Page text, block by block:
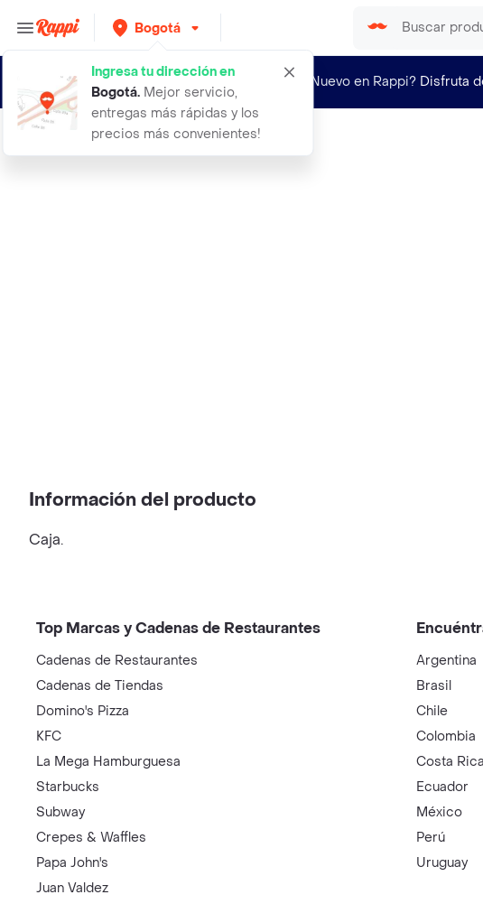
Bogotá
Ingresa tu dirección en
Bogotá. Mejor servicio,
entregas más rápidas y los
precios más convenientes!
¿Nuevo en Rappi? Disfruta
t fal plancha smart fv4980x0
Información del producto
Caja.
Top Marcas y Cadenas de Restaurantes
Cadenas de Restaurantes
Cadenas de Tiendas
Domino's Pizza
KFC
La Mega Hamburguesa
Starbucks
Subway
Crepes & Waffles
Papa John's
Juan Valdez
Argentina
Brasil
Chile
Colombia
Costa Rica
Ecuador
México
Perú
Uruguay